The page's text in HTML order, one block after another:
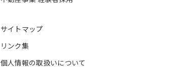
サイトマップ
リンク集
個人情報の取扱いについて